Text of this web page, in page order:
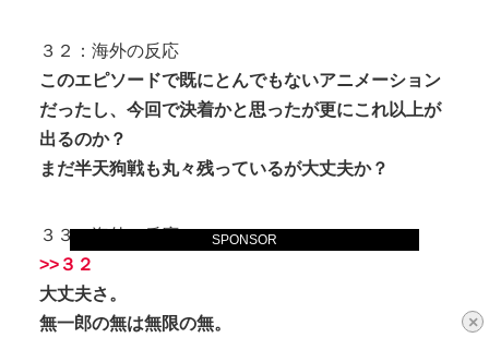
×
３２：海外の反応
このエピソードで既にとんでもないアニメーション
だったし、今回で決着かと思ったが更にこれ以上が
出るのか？
まだ半天狗戦も丸々残っているが大丈夫か？
３３：海外の反応
>>３２
大丈夫さ。
無一郎の無は無限の無。
SPONSOR